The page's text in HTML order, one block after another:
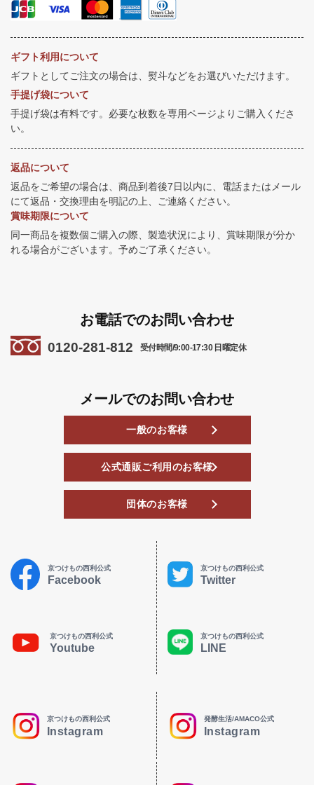
ギフト利用について
ギフトとしてご注文の場合は、熨斗などをお選びいただけます。
手提げ袋について
手提げ袋は有料です。必要な枚数を専用ページよりご購入くださ
い。
返品について
返品をご希望の場合は、商品到着後7日以内に、電話またはメール
にて返品・交換理由を明記の上、ご連絡ください。
賞味期限について
同一商品を複数個ご購入の際、製造状況により、賞味期限が分か
れる場合がございます。予めご了承ください。
お電話でのお問い合わせ
0120-281-812 受付時間/9:00-17:30 日曜定休
メールでのお問い合わせ
一般のお客様
公式通販ご利用のお客様
団体のお客様
京つけもの西利公式
Facebook
京つけもの西利公式
Twitter
京つけもの西利公式
Youtube
京つけもの西利公式
LINE
京つけもの西利公式
Instagram
発酵生活/AMACO公式
Instagram